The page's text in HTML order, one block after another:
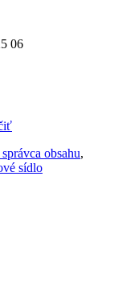
06
obsahu,
sídlo